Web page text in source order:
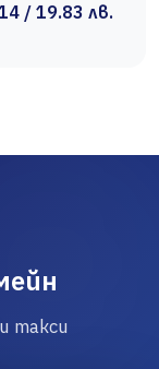
/ 19.83 лв.
такси